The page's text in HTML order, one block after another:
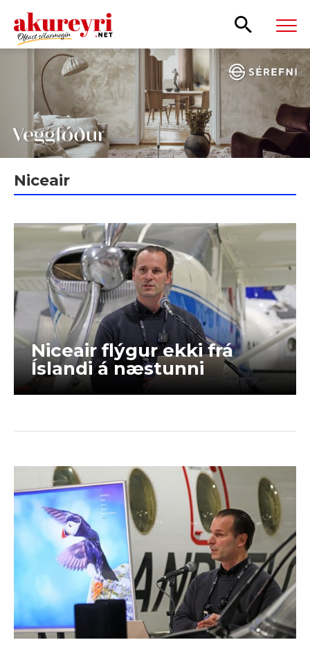
Leita
Niceair
Niceair flýgur ekki frá
Íslandi á næstunni